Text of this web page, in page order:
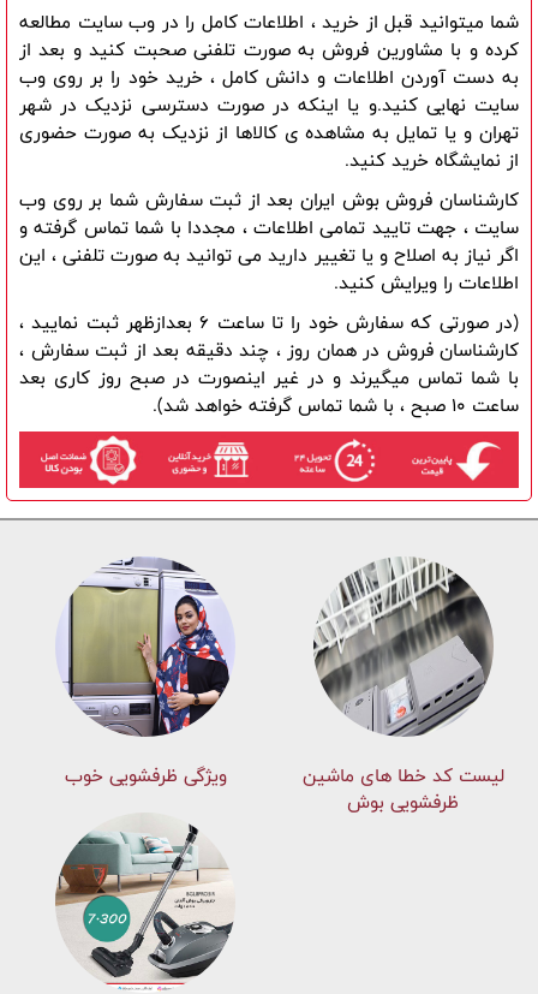
از نمایشگاه خرید کنید.
اطلاعات را ویرایش کنید.
ساعت 10 صبح ، با شما تماس گرفته خواهد شد).
لیست کد خطا های ماشين
ظرفشویی بوش
ویژگی ظرفشویی خوب